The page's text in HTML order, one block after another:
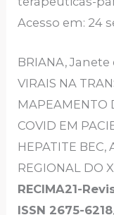
Acesso em: 24
BRIANA, Janete
VIRAIS NA
MAPEAMENTO
COVID EM
HEPATITE BEC,
REGIONAL DO
RECIMA21-
ISSN 2675-6218